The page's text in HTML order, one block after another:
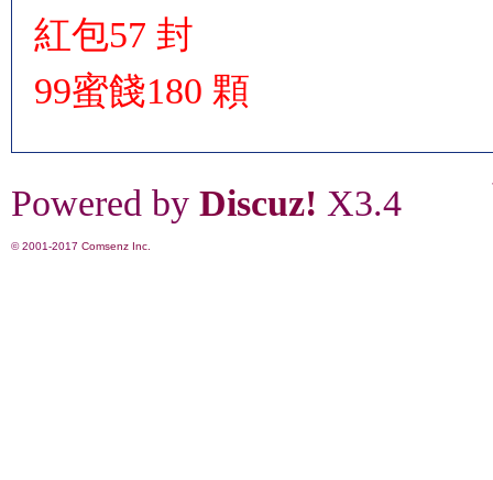
紅包57 封
99蜜餞180 顆
Powered by Discuz! X3.4
© 2001-2017 Comsenz Inc.